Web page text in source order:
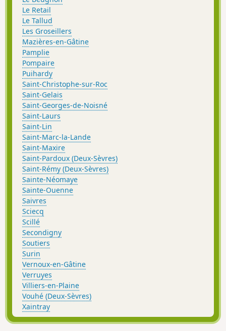
Le Retail
Le Tallud
Les Groseillers
Mazières-en-Gâtine
Pamplie
Pompaire
Puihardy
Saint-Christophe-sur-Roc
Saint-Gelais
Saint-Georges-de-Noisné
Saint-Laurs
Saint-Lin
Saint-Marc-la-Lande
Saint-Maxire
Saint-Pardoux (Deux-Sèvres)
Saint-Rémy (Deux-Sèvres)
Sainte-Néomaye
Sainte-Ouenne
Saivres
Sciecq
Scillé
Secondigny
Soutiers
Surin
Vernoux-en-Gâtine
Verruyes
Villiers-en-Plaine
Vouhé (Deux-Sèvres)
Xaintray